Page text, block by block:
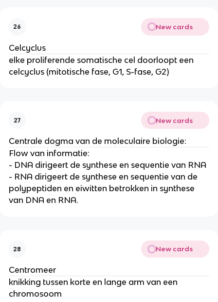
26 New cards
Celcyclus
elke proliferende somatische cel doorloopt een
celcyclus (mitotische fase, G1, S-fase, G2)
27 New cards
Centrale dogma van de moleculaire biologie:
Flow van informatie:
- DNA dirigeert de synthese en sequentie van RNA
- RNA dirigeert de synthese en sequentie van de
polypeptiden en eiwitten betrokken in synthese
van DNA en RNA.
28 New cards
Centromeer
knikking tussen korte en lange arm van een
chromosoom